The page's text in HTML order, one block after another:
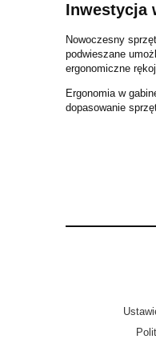
Inwestycja
Nowoczesny
podwieszane
ergonomiczne
Ergonomia w
dopasowanie